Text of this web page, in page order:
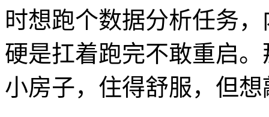
时想跑个数据分析任务
硬是扛着跑完不敢重启
小房子，住得舒服，但